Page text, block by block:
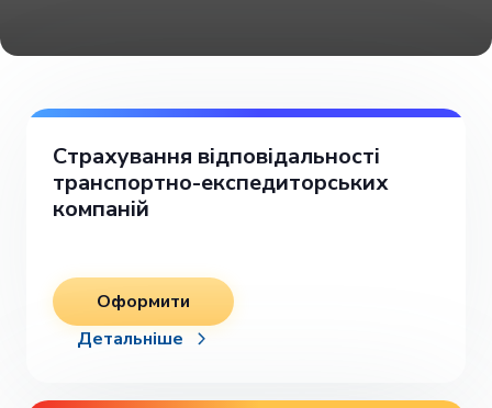
Страхування відповідальності
транспортно-експедиторських
компаній
Оформити
Детальніше